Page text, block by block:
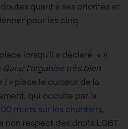
quant à ses priorités et
pour les cinq
lorsqu’il a déclaré « Il
l’organise très bien
! » place le curseur de la
qui occulte par la
morts sur les chantiers,
non respect des droits LGBT